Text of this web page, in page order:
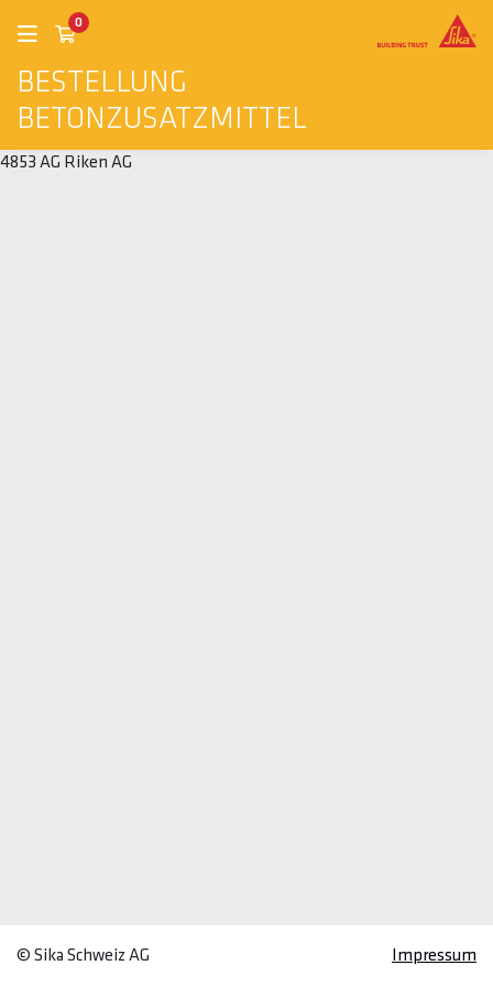
BESTELLUNG
BETONZUSATZMITTEL
0
4853 AG Riken AG
© Sika Schweiz AG Impressum